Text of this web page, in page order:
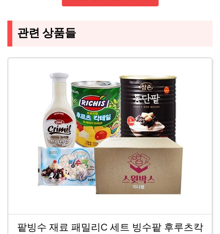
관련 상품들
팥빙수 재료 패밀리C 세트 빙수팥 후루츠칵